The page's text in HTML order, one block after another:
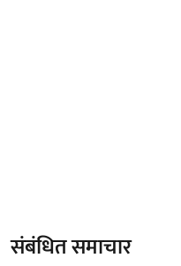
संबंधित समाचार